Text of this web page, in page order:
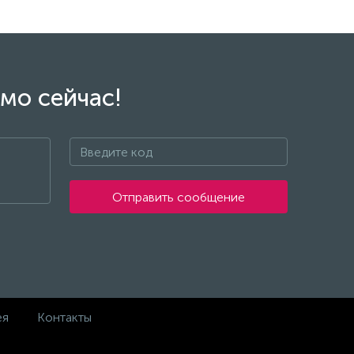
сейчас!
Отправить сообщение
Контакты